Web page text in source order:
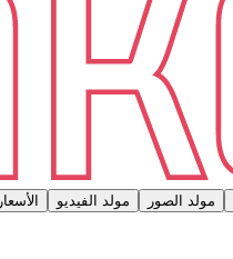
مولد الصور مولد الفيديو
الأسعار